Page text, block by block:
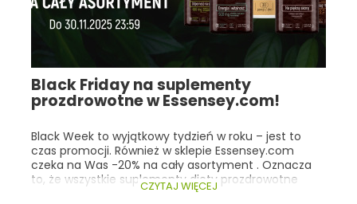
Black Friday na suplementy
prozdrowotne w Essensey.com!
Black Week to wyjątkowy tydzień w roku – jest to
czas promocji. Również w sklepie Essensey.com
czeka na Was -20% na cały asortyment . Oznacza
to, że wszystkie suplementy diety prozdrowotne
kupimy o jedną piątą taniej! Co istotne, nasza
CZYTAJ WIĘCEJ